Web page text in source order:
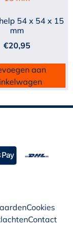
54 x 54 x 15
mm
€20,95
aan
Cookies
Contact